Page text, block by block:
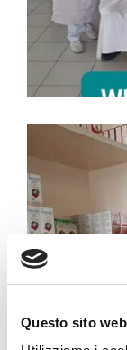
Questo sito